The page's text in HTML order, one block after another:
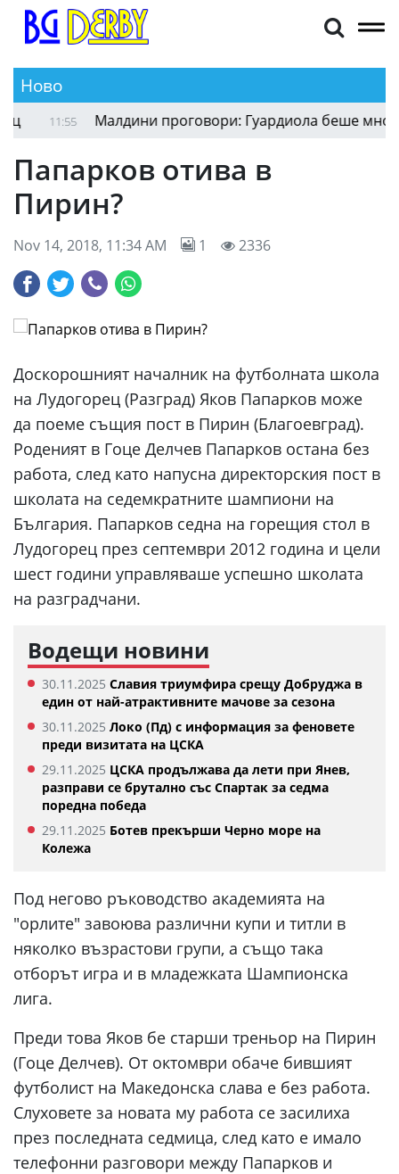
Ново
11:55 Малдини проговори: Гуардиола беше много
Папарков отива в
Пирин?
Nov 14, 2018, 11:34 AM 1 2336
Доскорошният началник на футболната школа
на Лудогорец (Разград) Яков Папарков може
да поеме същия пост в Пирин (Благоевград).
Роденият в Гоце Делчев Папарков остана без
работа, след като напусна директорския пост в
школата на седемкратните шампиони на
България. Папарков седна на горещия стол в
Лудогорец през септември 2012 година и цели
шест години управляваше успешно школата
на разградчани.
Водещи новини
30.11.2025 Славия триумфира срещу Добруджа в
един от най-атрактивните мачове за сезона
30.11.2025 Локо (Пд) с информация за феновете
преди визитата на ЦСКА
29.11.2025 ЦСКА продължава да лети при Янев,
разправи се брутално със Спартак за седма
поредна победа
29.11.2025 Ботев прекърши Черно море на
Колежа
Под негово ръководство академията на
"орлите" завоюва различни купи и титли в
няколко възрастови групи, а също така
отборът игра и в младежката Шампионска
лига.
Преди това Яков бе старши треньор на Пирин
(Гоце Делчев). От октомври обаче бившият
футболист на Македонска слава е без работа.
Слуховете за новата му работа се засилиха
през последната седмица, след като е имало
телефонни разговори между Папарков и